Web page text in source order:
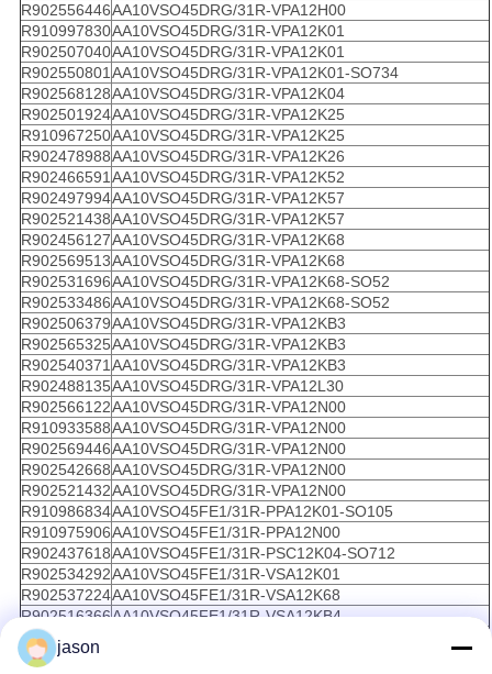
R902556446AA10VSO45DRG/31R-VPA12H00
R910997830AA10VSO45DRG/31R-VPA12K01
R902507040AA10VSO45DRG/31R-VPA12K01
R902550801AA10VSO45DRG/31R-VPA12K01-SO734
R902568128AA10VSO45DRG/31R-VPA12K04
R902501924AA10VSO45DRG/31R-VPA12K25
R910967250AA10VSO45DRG/31R-VPA12K25
R902478988AA10VSO45DRG/31R-VPA12K26
R902466591AA10VSO45DRG/31R-VPA12K52
R902497994AA10VSO45DRG/31R-VPA12K57
R902521438AA10VSO45DRG/31R-VPA12K57
R902456127AA10VSO45DRG/31R-VPA12K68
R902569513AA10VSO45DRG/31R-VPA12K68
R902531696AA10VSO45DRG/31R-VPA12K68-SO52
R902533486AA10VSO45DRG/31R-VPA12K68-SO52
R902506379AA10VSO45DRG/31R-VPA12KB3
R902565325AA10VSO45DRG/31R-VPA12KB3
R902540371AA10VSO45DRG/31R-VPA12KB3
R902488135AA10VSO45DRG/31R-VPA12L30
R902566122AA10VSO45DRG/31R-VPA12N00
R910933588AA10VSO45DRG/31R-VPA12N00
R902569446AA10VSO45DRG/31R-VPA12N00
R902542668AA10VSO45DRG/31R-VPA12N00
R902521432AA10VSO45DRG/31R-VPA12N00
R910986834AA10VSO45FE1/31R-PPA12K01-SO105
R910975906AA10VSO45FE1/31R-PPA12N00
R902437618AA10VSO45FE1/31R-PSC12K04-SO712
R902534292AA10VSO45FE1/31R-VSA12K01
R902537224AA10VSO45FE1/31R-VSA12K68
R902516366AA10VSO45FE1/31R-VSA12KB4
R902570363
R910986812
jason